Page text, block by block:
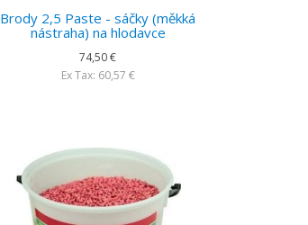
Brody 2,5 Paste - sáčky (měkká
nástraha) na hlodavce
74,50 €
Ex Tax: 60,57 €